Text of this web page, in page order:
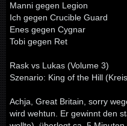
Manni gegen Legion
Ich gegen Crucible Guard
Enes gegen Cygnar
Tobi gegen Ret
Rask vs Lukas (Volume 3)
Szenario: King of the Hill
Achja, Great Britain, sorry
wird wehtun. Er gewinnt den